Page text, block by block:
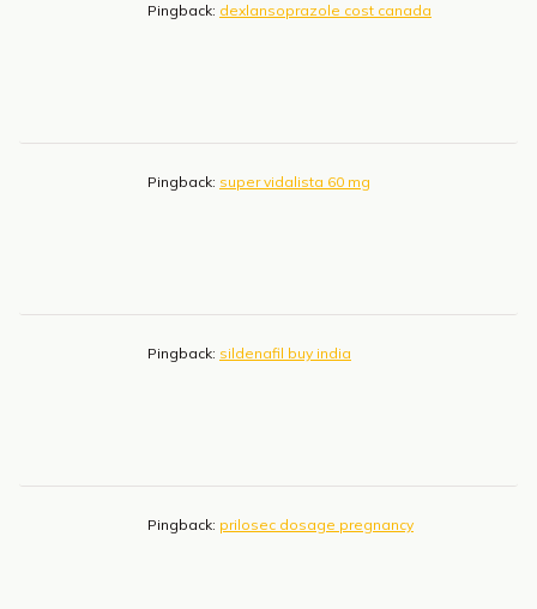
Pingback: dexlansoprazole cost canada
Pingback: super vidalista 60 mg
Pingback: sildenafil buy india
Pingback: prilosec dosage pregnancy